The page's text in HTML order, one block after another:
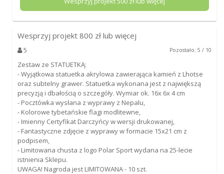
Wesprzyj projekt 800 zł lub więcej
5 Pozostało: 5 / 10
Zestaw ze STATUETKĄ:
- Wyjątkowa statuetka akrylowa zawierająca kamień z Lhotse
oraz subtelny grawer. Statuetka wykonana jest z największą
precyzją i dbałością o szczegóły. Wymiar ok. 16x 6x 4 cm
- Pocztówka wysłana z wyprawy z Nepalu,
- Kolorowe tybetańskie flagi modlitewne,
- Imienny Certyfikat Darczyńcy w wersji drukowanej,
- Fantastyczne zdjęcie z wyprawy w formacie 15x21 cm z
podpisem,
- Limitowana chusta z logo Polar Sport wydana na 25-lecie
istnienia Sklepu.
UWAGA! Nagroda jest LIMITOWANA - 10 szt.